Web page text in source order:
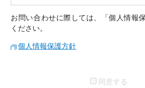
き、第三者へ提供致しません。
(1) 応募者の同意がある場合。
(2) 国の機関又は地方公共団体が法令
3. 個人情報の処理の委託について
お問い合わせに際しては、「個人情報
ください。
個人情報保護方針
同意する